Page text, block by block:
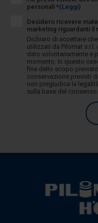
personali *(Leggi)
Desidero ricevere
marketing riguardanti il
Dichiaro di accettare
utilizzati da Pilomat
dato volontariamente e
momento. In questo
fine dello scopo
conservazione previsti
non pregiudica la
sulla base del